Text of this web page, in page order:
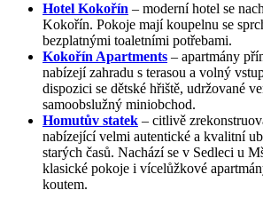
Hotel Kokořín – moderní hotel se
Kokořín. Pokoje mají koupelnu se
bezplatnými toaletními potřebami.
Kokořín Apartments – apartmány
nabízejí zahradu s terasou a volný
dispozici se dětské hřiště, udržované
samoobslužný miniobchod.
Homutův statek – citlivě
nabízející velmi autentické a kvalitní
starých časů. Nachází se v Sedleci u
klasické pokoje i vícelůžkové
koutem.